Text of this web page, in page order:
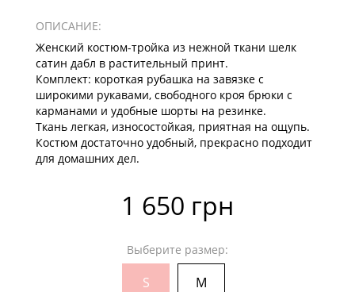
ОПИСАНИЕ:
Женский костюм-тройка из нежной ткани шелк
сатин дабл в растительный принт.
Комплект: короткая рубашка на завязке с
широкими рукавами, свободного кроя брюки с
карманами и удобные шорты на резинке.
Ткань легкая, износостойкая, приятная на ощупь.
Костюм достаточно удобный, прекрасно подходит
для домашних дел.
1 650 грн
Выберите размер:
S M